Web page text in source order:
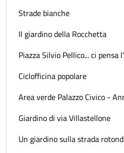
Strade bianche
Il giardino della Rocchetta
Piazza Silvio Pellico... ci pensa
Ciclofficina popolare
Area verde Palazzo Civico -
Giardino di via Villastellone
Un giardino sulla strada